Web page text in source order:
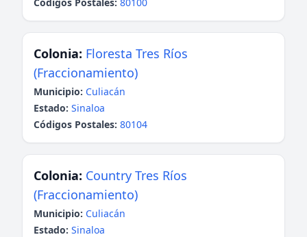
Colonia: Floresta Tres Ríos
(Fraccionamiento)
Municipio: Culiacán
Estado: Sinaloa
Códigos Postales: 80104
Colonia: Country Tres Ríos
(Fraccionamiento)
Municipio: Culiacán
Estado: Sinaloa